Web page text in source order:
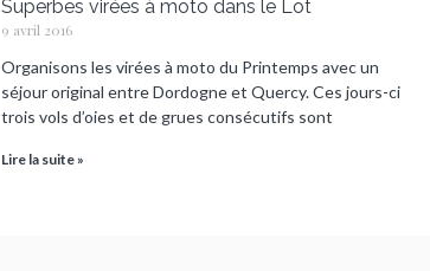
Superbes virées à moto dans le Lot
9 avril 2016
Organisons les virées à moto du Printemps avec un
séjour original entre Dordogne et Quercy. Ces jours-ci
trois vols d’oies et de grues consécutifs sont
Lire la suite »